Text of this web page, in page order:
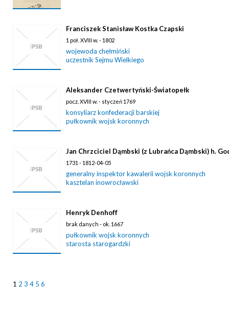
Franciszek Stanisław Kostka Czapski
1 poł. XVIII w. - 1802
wojewoda chełmiński
uczestnik Sejmu Wielkiego
Aleksander Czetwertyński-Światopełk
pocz. XVIII w. - styczeń 1769
konsyliarz konfederacji barskiej
pułkownik wojsk koronnych
Jan Chrzciciel Dąmbski (z Lubrańca Dąmbski) h.
1731 - 1812-04-05
generalny inspektor kawalerii wojsk koronnych
kasztelan inowrocławski
Henryk Denhoff
brak danych - ok. 1667
pułkownik wojsk koronnych
starosta starogardzki
1 2 3 4 5 6